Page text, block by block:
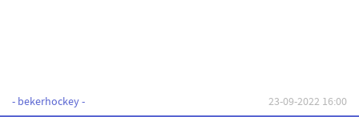
- bekerhockey - 23-09-2022 16:00